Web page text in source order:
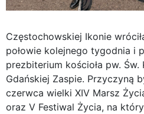
Częstochowskiej Ikonie
połowie kolejnego tygodnia i
prezbiterium kościoła pw.
Gdańskiej Zaspie. Przyczyną
czerwca wielki XIV Marsz
oraz V Festiwal Życia, na